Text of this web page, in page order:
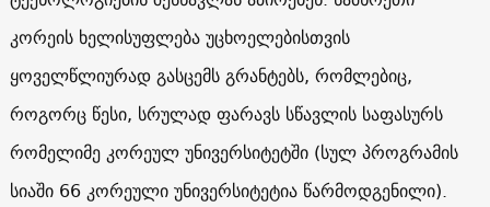
კორეის ხელისუფლება უცხოელებისთვის
ყოველწლიურად გასცემს გრანტებს, რომლებიც,
როგორც წესი, სრულად ფარავს სწავლის საფასურს
რომელიმე კორეულ უნივერსიტეტში (სულ პროგრამის
სიაში 66 კორეული უნივერსიტეტია წარმოდგენილი).